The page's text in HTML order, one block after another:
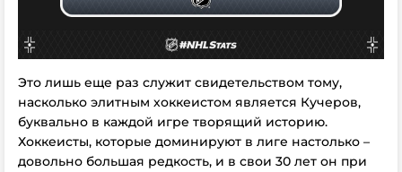
Это лишь еще раз служит свидетельством тому,
насколько элитным хоккеистом является Кучеров,
буквально в каждой игре творящий историю.
Хоккеисты, которые доминируют в лиге настолько –
довольно большая редкость, и в свои 30 лет он при